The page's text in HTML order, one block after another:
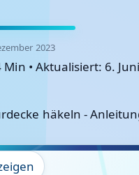
2023
Min • Aktualisiert: 6.